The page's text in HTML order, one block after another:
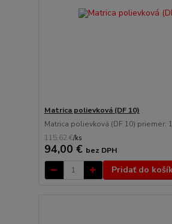
Matrica polievková (DF 10)
Matrica polievková (DF 10) priemer:
115,62 €/ks
94,00 € bez DPH
Pridať do